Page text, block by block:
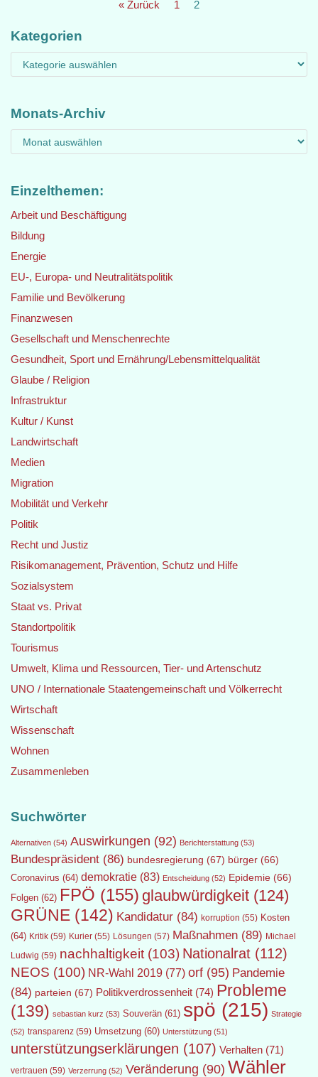
« Zurück 1 2
Kategorien
Monats-Archiv
Einzelthemen:
Arbeit und Beschäftigung
Bildung
Energie
EU-, Europa- und Neutralitätspolitik
Familie und Bevölkerung
Finanzwesen
Gesellschaft und Menschenrechte
Gesundheit, Sport und Ernährung/Lebensmittelqualität
Glaube / Religion
Infrastruktur
Kultur / Kunst
Landwirtschaft
Medien
Migration
Mobilität und Verkehr
Politik
Recht und Justiz
Risikomanagement, Prävention, Schutz und Hilfe
Sozialsystem
Staat vs. Privat
Standortpolitik
Tourismus
Umwelt, Klima und Ressourcen, Tier- und Artenschutz
UNO / Internationale Staatengemeinschaft und Völkerrecht
Wirtschaft
Wissenschaft
Wohnen
Zusammenleben
Suchwörter
Alternativen (54) Auswirkungen (92) Berichterstattung (53)
Bundespräsident (86) bundesregierung (67) bürger (66)
Coronavirus (64) demokratie (83) Entscheidung (52) Epidemie (66)
Folgen (62) FPÖ (155) glaubwürdigkeit (124)
GRÜNE (142) Kandidatur (84) korruption (55) Kosten
(64) Kritik (59) Kurier (55) Lösungen (57) Maßnahmen (89) Michael
Ludwig (59) nachhaltigkeit (103) Nationalrat (112)
NEOS (100) NR-Wahl 2019 (77) orf (95) Pandemie
(84) parteien (67) Politikverdrossenheit (74) Probleme
(139) sebastian kurz (53) Souverän (61) spö (215) Strategie
(52) transparenz (59) Umsetzung (60) Unterstützung (51)
unterstützungserklärungen (107) Verhalten (71)
vertrauen (59) Verzerrung (52) Veränderung (90) Wähler